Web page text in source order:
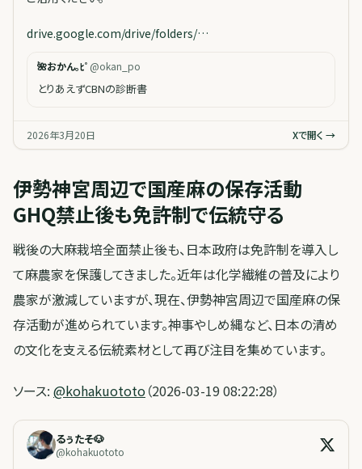
drive.google.com/drive/folders/…
🌺おかん。ﾋﾟ @okan_po
とりあえずCBNの診断書
2026年3月20日 Xで開く →
伊勢神宮周辺で国産麻の保存活動
GHQ禁止後も免許制で伝統守る
戦後の大麻栽培全面禁止後も、日本政府は免許制を導入し
て麻農家を保護してきました。近年は化学繊維の普及により
農家が激減していますが、現在、伊勢神宮周辺で国産麻の保
存活動が進められています。神事やしめ縄など、日本の清め
の文化を支える伝統素材として再び注目を集めています。
ソース: @kohakuototo（2026-03-19 08:22:28）
るぅたそ🐶
@kohakuototo